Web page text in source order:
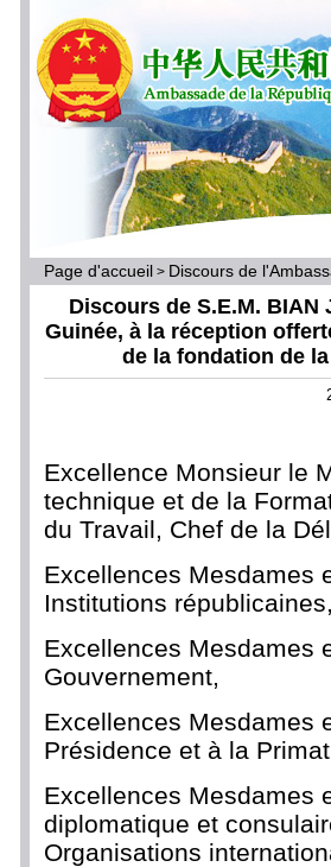
Page d'accueil > Discours de
Discours de S.E.M.
Guinée, à la réception
de la fondation de
Excellence Monsieur le
technique et de la
du Travail, Chef de la
Excellences Mesdames
Institutions
Excellences Mesdames
Gouvernement,
Excellences Mesdames
Présidence et à la
Excellences Mesdames
diplomatique et
Organisations